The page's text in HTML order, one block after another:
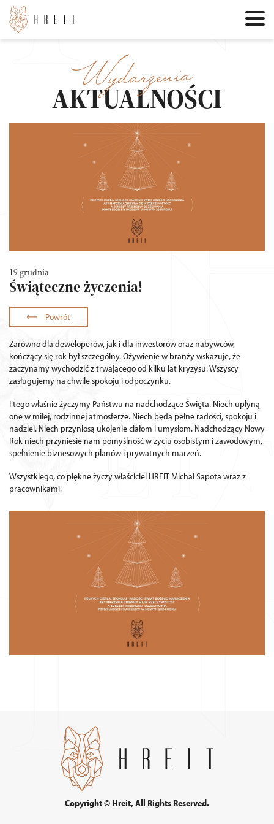
Wydarzenia
AKTUALNOŚCI
19 grudnia
Świąteczne życzenia!
Powrót
Zarówno dla deweloperów, jak i dla inwestorów oraz nabywców,
kończący się rok był szczególny. Ożywienie w branży wskazuje, że
zaczynamy wychodzić z trwającego od kilku lat kryzysu. Wszyscy
zasługujemy na chwile spokoju i odpoczynku.
I tego właśnie życzymy Państwu na nadchodzące Święta. Niech upłyną
one w miłej, rodzinnej atmosferze. Niech będą pełne radości, spokoju i
nadziei. Niech przyniosą ukojenie ciałom i umysłom. Nadchodzący Nowy
Rok niech przyniesie nam pomyślność w życiu osobistym i zawodowym,
spełnienie biznesowych planów i prywatnych marzeń.
Wszystkiego, co piękne życzy właściciel HREIT Michał Sapota wraz z
pracownikami.
Copyright © Hreit, All Rights Reserved.